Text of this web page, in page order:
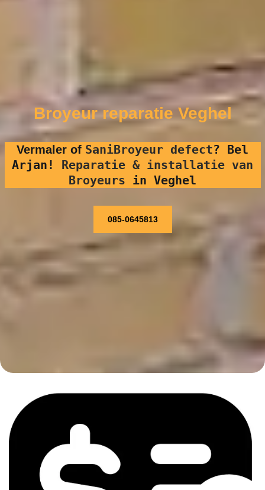
Broyeur reparatie Veghel
Vermaler of SaniBroyeur defect? Bel
Arjan! Reparatie & installatie van
Broyeurs in Veghel
085-0645813